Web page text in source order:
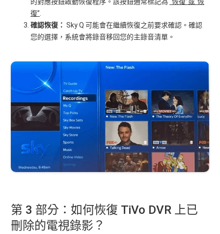
復”
確認恢復： Sky Q 可能會在繼續恢復之前要求確認。確認
您的選擇，系統會將錄音移回您的主錄音清單。
第 3 部分：如何恢復 TiVo DVR 上已
刪除的電視錄影？